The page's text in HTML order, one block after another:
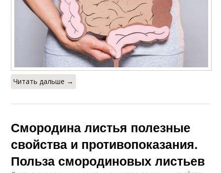
Читать дальше →
Смородина листья полезные
свойства и противопоказания.
Польза смородиновых листьев